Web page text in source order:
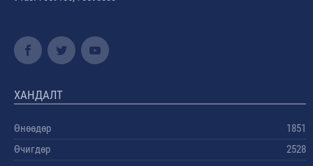
ХАНДАЛТ
Өнөөдөр
1851
Өчигдөр
2528